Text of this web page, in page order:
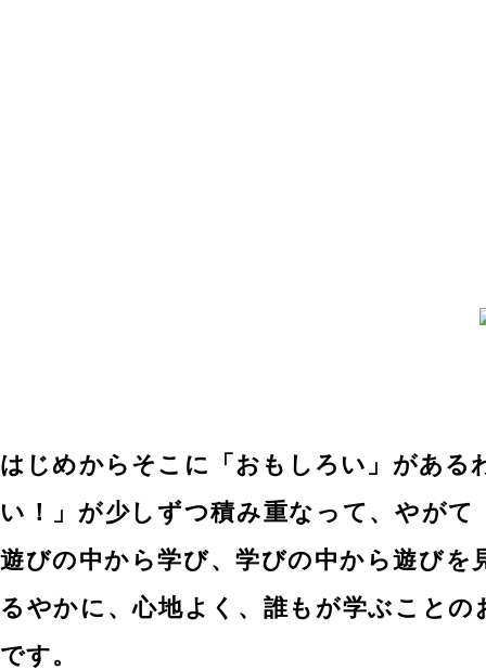
はじめからそこに「おもしろい」があ
い！」が少しずつ積み重なって、やが
遊びの中から学び、学びの中から遊び
るやかに、心地よく、誰もが学ぶこと
です。